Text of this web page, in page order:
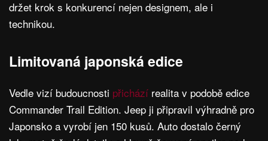
držet krok s konkurencí nejen designem, ale i
technikou.
Limitovaná japonská edice
Vedle vizí budoucnosti přichází realita v podobě edice
Commander Trail Edition. Jeep ji připravil výhradně pro
Japonsko a vyrobí jen 150 kusů. Auto dostalo černý